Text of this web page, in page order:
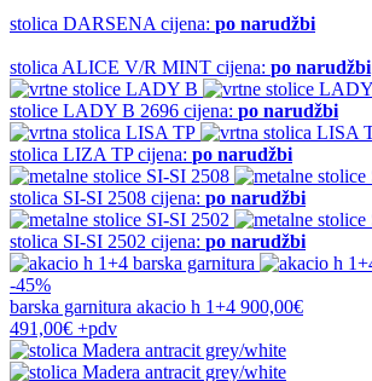
stolica DARSENA cijena: po narudžbi
stolica ALICE V/R MINT cijena: po narudžbi
stolice LADY B 2696 cijena: po narudžbi
stolica LIZA TP cijena: po narudžbi
stolica SI-SI 2508 cijena: po narudžbi
stolica SI-SI 2502 cijena: po narudžbi
-45%
barska garnitura akacio h 1+4 900,00€
491,00€ +pdv